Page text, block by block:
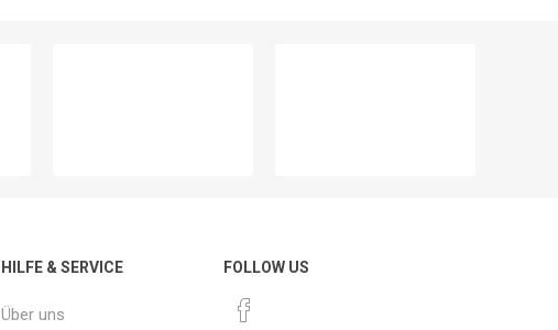
HILFE & SERVICE
Über uns
FOLLOW US